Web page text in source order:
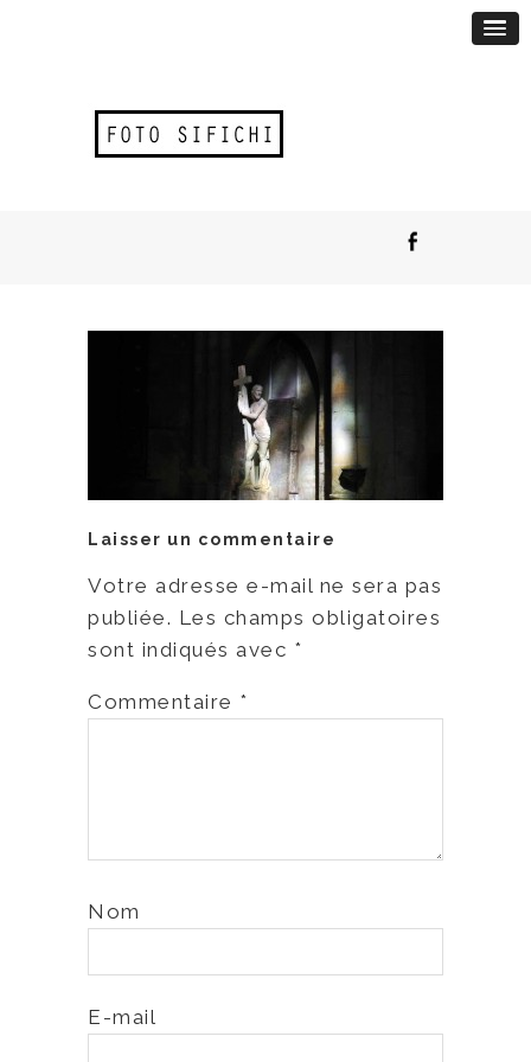
Laisser un commentaire
Votre adresse e-mail ne sera pas
publiée. Les champs obligatoires
sont indiqués avec *
Commentaire *
Nom
E-mail